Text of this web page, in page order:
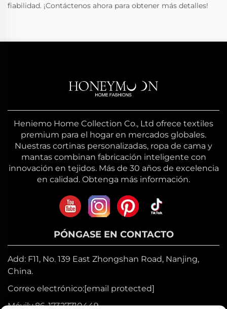
fiabilidad. ¡Contáctenos ahora para obtener más detalles!
Heniemo Home Collection Co., Ltd ofrece textiles
premium para el hogar en mercados globales.
Nuestras cortinas personalizadas, ropa de cama y
mantas combinan fabricación inteligente con
innovación en tejidos. Más de 30 años de excelencia
en calidad. Obtenga más información.
PÓNGASE EN CONTACTO
Add: F11, No. 139 East Zhongshan Road, Nanjing,
China.
Correo electrónico:[email protected]
Móvil:+86-17327710449